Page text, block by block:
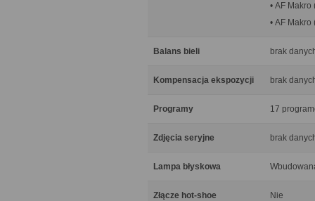
• AF
• AF
Balans bieli brak
Kompensacja ekspozycji brak
Programy 17
Zdjęcia seryjne brak
Lampa błyskowa
Złącze hot-shoe Nie